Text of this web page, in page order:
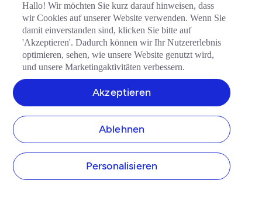
Businessplan als Ganzes. Ziel ist nicht sprachliche
Perfektion, sondern ein stimmiges Gesamtbild.
Prüfen Sie, ob sich ein roter Faden durch alle
Abschnitte zieht und ob Aussagen, Annahmen und
Zahlen zueinander passen.
Sobald alle inhaltlichen Bestandteile
ausgearbeitet sind, ist der richtige Zeitpunkt
gekommen, die Executive Summary zu schreiben.
Auch wenn sie am Anfang des Businessplans
steht, entsteht sie sinnvollerweise erst am Ende.
Sie fasst die Geschäftsidee, die Ziele und die
wichtigsten Kennzahlen kompakt zusammen und
Hallo! Wir möchten Sie kurz darauf hinweisen, dass
wir Cookies auf unserer Website verwenden. Wenn Sie
damit einverstanden sind, klicken Sie bitte auf
'Akzeptieren'. Dadurch können wir Ihr Nutzererlebnis
optimieren, sehen, wie unsere Website genutzt wird,
und unsere Marketingaktivitäten verbessern.
Personalisieren
Ablehnen
Akzeptieren